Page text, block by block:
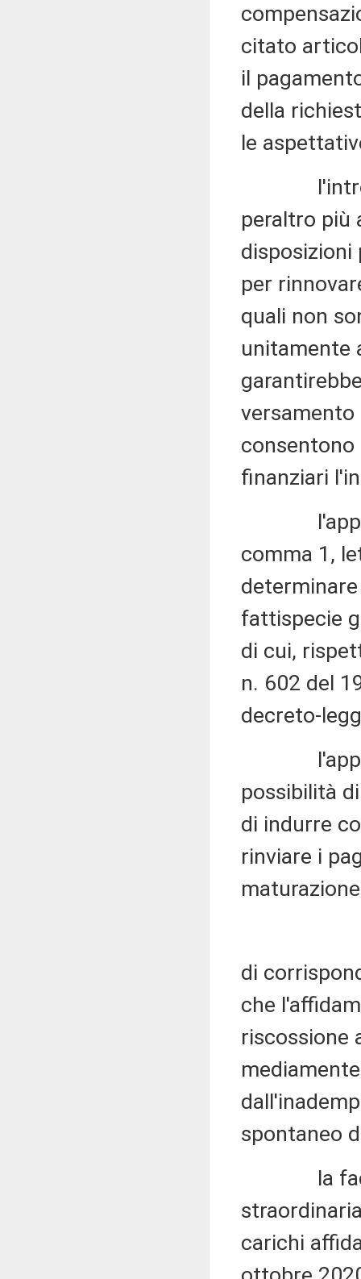
citato
il
della
le
peraltro più
disposizioni
per
quali non
unitamente
finanziari
comma 1,
fattispecie
di cui,
n. 602 del
decreto-
possibilità
di indurre
rinviare i
maturazione
di
che
riscossione
spontaneo
la
carichi